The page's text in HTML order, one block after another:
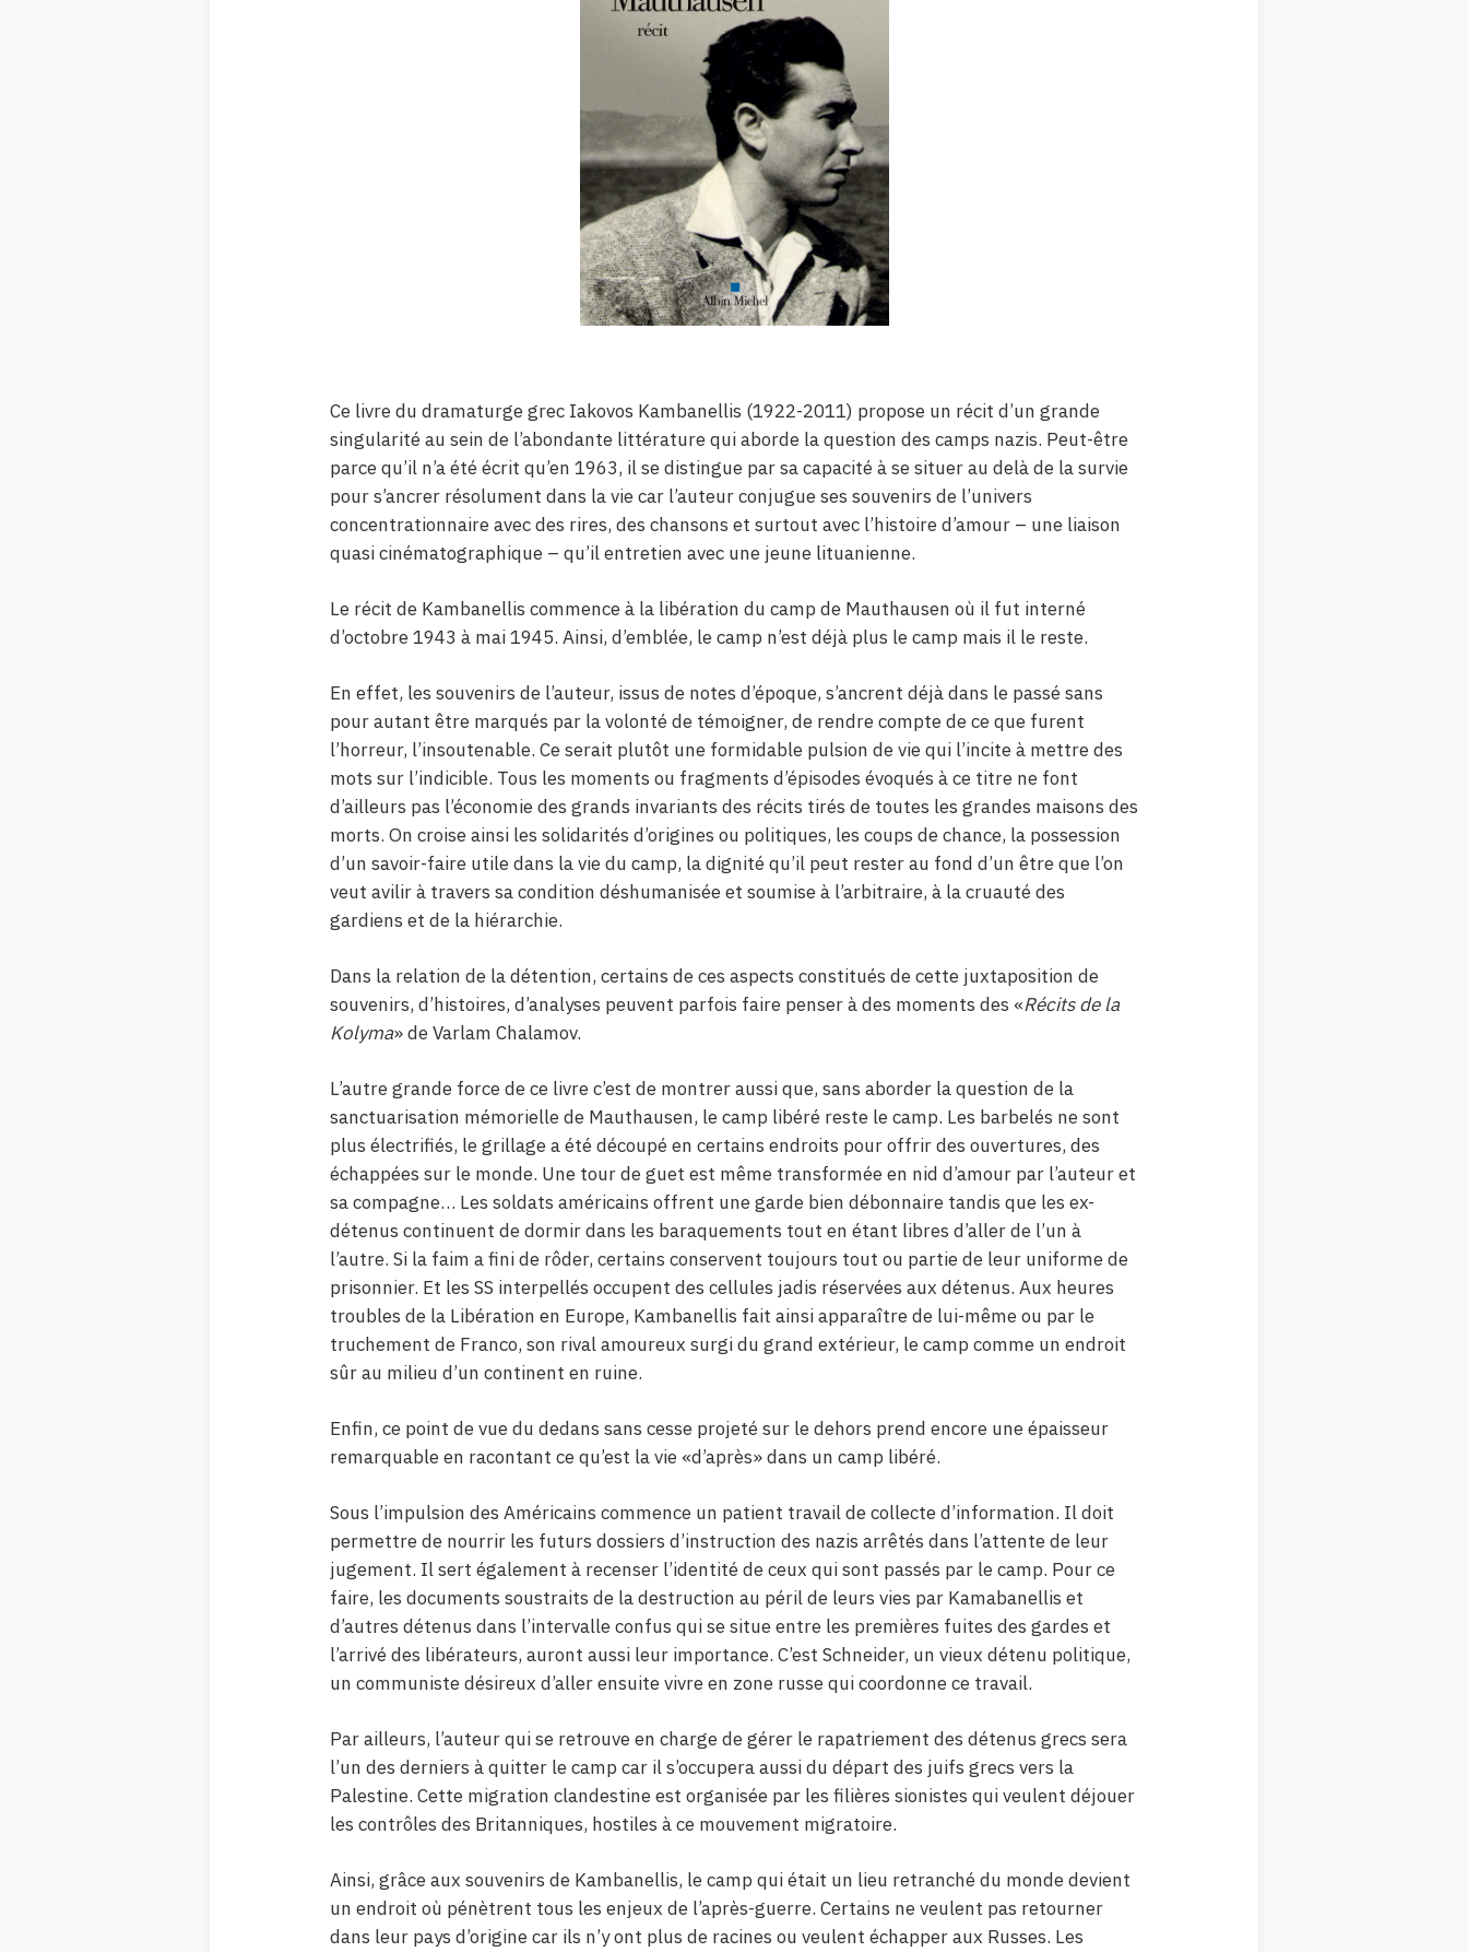
Ce livre du dramaturge grec Iakovos Kambanellis (1922-2011) propose un récit d’un grande
singularité au sein de l’abondante littérature qui aborde la question des camps nazis. Peut-être
parce qu’il n’a été écrit qu’en 1963, il se distingue par sa capacité à se situer au delà de la survie
pour s’ancrer résolument dans la vie car l’auteur conjugue ses souvenirs de l’univers
concentrationnaire avec des rires, des chansons et surtout avec l’histoire d’amour – une liaison
quasi cinématographique – qu’il entretien avec une jeune lituanienne.
Le récit de Kambanellis commence à la libération du camp de Mauthausen où il fut interné
d’octobre 1943 à mai 1945. Ainsi, d’emblée, le camp n’est déjà plus le camp mais il le reste.
En effet, les souvenirs de l’auteur, issus de notes d’époque, s’ancrent déjà dans le passé sans
pour autant être marqués par la volonté de témoigner, de rendre compte de ce que furent
l’horreur, l’insoutenable. Ce serait plutôt une formidable pulsion de vie qui l’incite à mettre des
mots sur l’indicible. Tous les moments ou fragments d’épisodes évoqués à ce titre ne font
d’ailleurs pas l’économie des grands invariants des récits tirés de toutes les grandes maisons des
morts. On croise ainsi les solidarités d’origines ou politiques, les coups de chance, la possession
d’un savoir-faire utile dans la vie du camp, la dignité qu’il peut rester au fond d’un être que l’on
veut avilir à travers sa condition déshumanisée et soumise à l’arbitraire, à la cruauté des
gardiens et de la hiérarchie.
Dans la relation de la détention, certains de ces aspects constitués de cette juxtaposition de
souvenirs, d’histoires, d’analyses peuvent parfois faire penser à des moments des «Récits de la
Kolyma» de Varlam Chalamov.
L’autre grande force de ce livre c’est de montrer aussi que, sans aborder la question de la
sanctuarisation mémorielle de Mauthausen, le camp libéré reste le camp. Les barbelés ne sont
plus électrifiés, le grillage a été découpé en certains endroits pour offrir des ouvertures, des
échappées sur le monde. Une tour de guet est même transformée en nid d’amour par l’auteur et
sa compagne… Les soldats américains offrent une garde bien débonnaire tandis que les ex-
détenus continuent de dormir dans les baraquements tout en étant libres d’aller de l’un à
l’autre. Si la faim a fini de rôder, certains conservent toujours tout ou partie de leur uniforme de
prisonnier. Et les SS interpellés occupent des cellules jadis réservées aux détenus. Aux heures
troubles de la Libération en Europe, Kambanellis fait ainsi apparaître de lui-même ou par le
truchement de Franco, son rival amoureux surgi du grand extérieur, le camp comme un endroit
sûr au milieu d’un continent en ruine.
Enfin, ce point de vue du dedans sans cesse projeté sur le dehors prend encore une épaisseur
remarquable en racontant ce qu’est la vie «d’après» dans un camp libéré.
Sous l’impulsion des Américains commence un patient travail de collecte d’information. Il doit
permettre de nourrir les futurs dossiers d’instruction des nazis arrêtés dans l’attente de leur
jugement. Il sert également à recenser l’identité de ceux qui sont passés par le camp. Pour ce
faire, les documents soustraits de la destruction au péril de leurs vies par Kamabanellis et
d’autres détenus dans l’intervalle confus qui se situe entre les premières fuites des gardes et
l’arrivé des libérateurs, auront aussi leur importance. C’est Schneider, un vieux détenu politique,
un communiste désireux d’aller ensuite vivre en zone russe qui coordonne ce travail.
Par ailleurs, l’auteur qui se retrouve en charge de gérer le rapatriement des détenus grecs sera
l’un des derniers à quitter le camp car il s’occupera aussi du départ des juifs grecs vers la
Palestine. Cette migration clandestine est organisée par les filières sionistes qui veulent déjouer
les contrôles des Britanniques, hostiles à ce mouvement migratoire.
Ainsi, grâce aux souvenirs de Kambanellis, le camp qui était un lieu retranché du monde devient
un endroit où pénètrent tous les enjeux de l’après-guerre. Certains ne veulent pas retourner
dans leur pays d’origine car ils n’y ont plus de racines ou veulent échapper aux Russes. Les